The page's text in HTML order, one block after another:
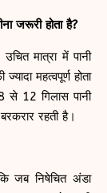
जरूरी होता है?
मात्रा में पानी
महत्वपूर्ण होता
से 12 गिलास पानी
रहती है।
जब निषेचित अंडा